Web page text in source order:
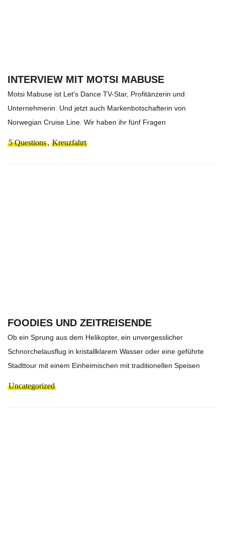
INTERVIEW MIT MOTSI MABUSE
Motsi Mabuse ist Let's Dance TV-Star, Profitänzerin und
Unternehmerin. Und jetzt auch Markenbotschafterin von
Norwegian Cruise Line. Wir haben ihr fünf Fragen
5 Questions, Kreuzfahrt
FOODIES UND ZEITREISENDE
Ob ein Sprung aus dem Helikopter, ein unvergesslicher
Schnorchelausflug in kristallklarem Wasser oder eine geführte
Stadttour mit einem Einheimischen mit traditionellen Speisen
Uncategorized